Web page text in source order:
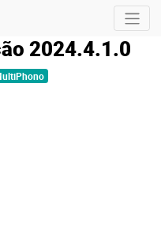
2024.4.1.0